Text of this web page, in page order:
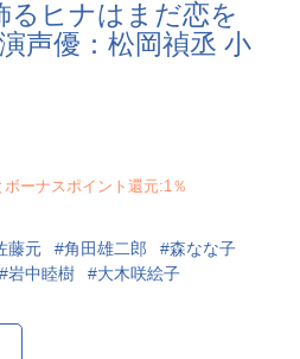
るヒナはまだ恋を
声優：松岡禎丞 小
ーナスポイント還元:1％
藤元 角田雄二郎
森なな子
岩中睦樹 大木咲絵子